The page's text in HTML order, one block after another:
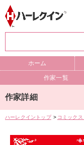
ホーム
作家一覧
作家詳細
ハーレクイントップ コミック